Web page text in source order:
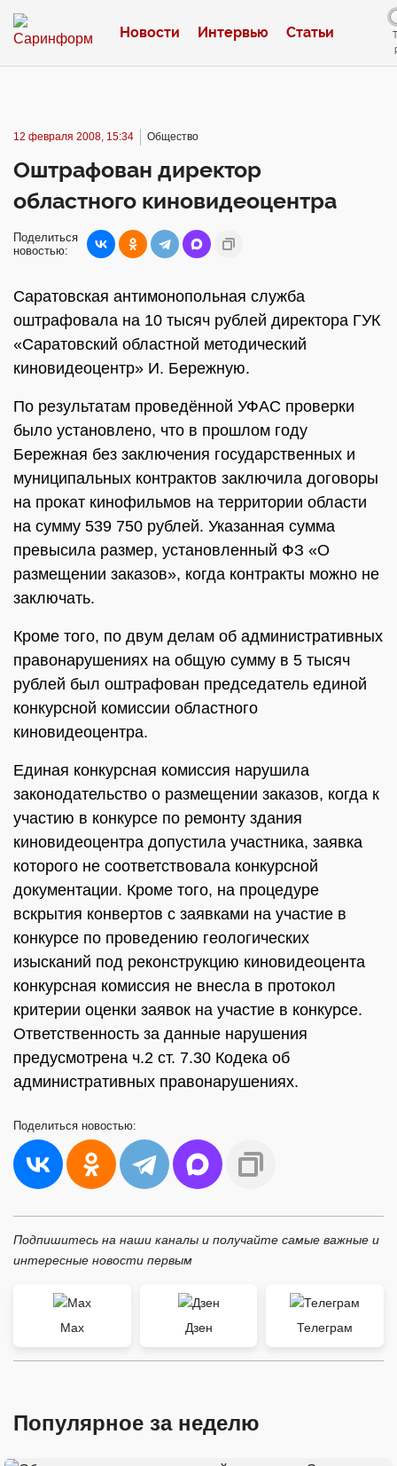
Новости Интервью Статьи
12 февраля 2008, 15:34 Общество
Оштрафован директор
областного киновидеоцентра
Поделиться
новостью:
Саратовская антимонопольная служба
оштрафовала на 10 тысяч рублей директора ГУК
«Саратовский областной методический
киновидеоцентр» И. Бережную.
По результатам проведённой УФАС проверки
было установлено, что в прошлом году
Бережная без заключения государственных и
муниципальных контрактов заключила договоры
на прокат кинофильмов на территории области
на сумму 539 750 рублей. Указанная сумма
превысила размер, установленный ФЗ «О
размещении заказов», когда контракты можно не
заключать.
Кроме того, по двум делам об административных
правонарушениях на общую сумму в 5 тысяч
рублей был оштрафован председатель единой
конкурсной комиссии областного
киновидеоцентра.
Единая конкурсная комиссия нарушила
законодательство о размещении заказов, когда к
участию в конкурсе по ремонту здания
киновидеоцентра допустила участника, заявка
которого не соответствовала конкурсной
документации. Кроме того, на процедуре
вскрытия конвертов с заявками на участие в
конкурсе по проведению геологических
изысканий под реконструкцию киновидеоцента
конкурсная комиссия не внесла в протокол
критерии оценки заявок на участие в конкурсе.
Ответственность за данные нарушения
предусмотрена ч.2 ст. 7.30 Кодека об
административных правонарушениях.
Поделиться новостью:
Подпишитесь на наши каналы и получайте самые важные и
интересные новости первым
Max Дзен Телеграм
Популярное за неделю